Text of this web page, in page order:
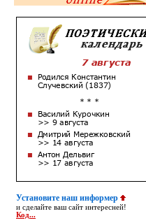
Установите наш информер
и сделайте ваш сайт интересней!
Код...